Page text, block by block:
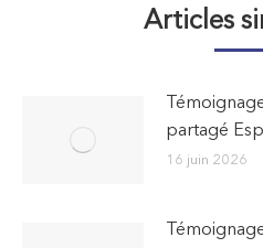
Articles
partagé
16 juin 2026